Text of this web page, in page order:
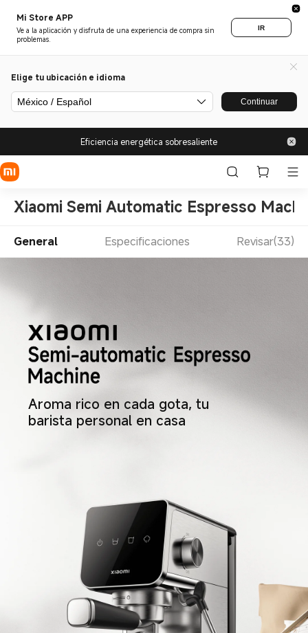
Mi Store APP
Ve a la aplicación y disfruta de una experiencia de compra sin
problemas.
IR
Elige tu ubicación e idioma
México / Español Continuar
Eficiencia energética sobresaliente
Xiaomi Semi Automatic Espresso
General Especificaciones Revisar(33)
Aroma rico en cada gota, tu
barista personal en casa